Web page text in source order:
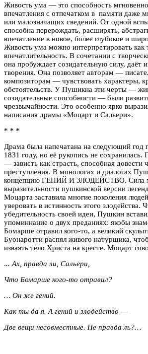
Живость ума — это способность
впечатления с отпечатком в памяти даже
или малозначащих сведений. От одной
способна перерождать, расширять,
впечатление в новое, более глубокое и
Живость ума можно интерпретировать как
впечатлительность. В сочетании с
она пробуждает созидательную силу, даёт
творения. Она позволяет авторам —
композиторам — чувствовать характеры,
обстоятельств. У Пушикна эти черты —
созидательные способности — были
чрезвычайности. Это особенно ярко
написания драмы «Моцарт и Сальери».
* * *
Драма была напечатана на следующий год
1831 году, но её рукопись не сохранилась.
— зависть как страсть, способная довести
преступления. В монологах и диалогах
концепцию ГЕНИЙ И ЗЛОДЕЙСТВО. Сила
выразительности пушкинской версии
Моцарта заставила многие поколения
уверовать в истинность этого злодейства.
убедительность своей идеи, Пушкин
упоминнание о двух преданиях: якобы
Бомарше отравил кого-то, а великий
Буонаротти распял живого натурщика,
изваять тело Христа на кресте. Моцарт
... Ах, правда ли, Сальери,
Что Бомарше кого-то отравил?
… Он же гений.
Как ты да я. А гений и злодейство —
Две вещи несовместные. Не правда ль?…